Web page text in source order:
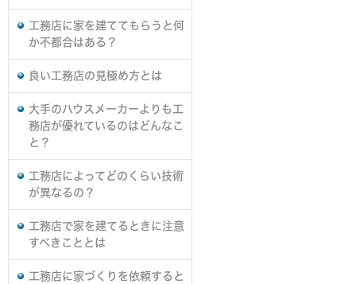
工務店に家を建ててもらうと何
か不都合はある？
良い工務店の見極め方とは
大手のハウスメーカーよりも工
務店が優れているのはどんなこ
と？
工務店によってどのくらい技術
が異なるの？
工務店で家を建てるときに注意
すべきこととは
工務店に家づくりを依頼すると